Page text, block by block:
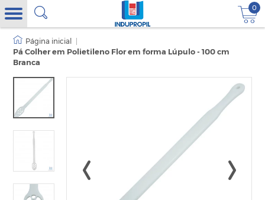
0
Pá Colher em Polietileno Flor em forma Lúpulo - 100 cm
Branca